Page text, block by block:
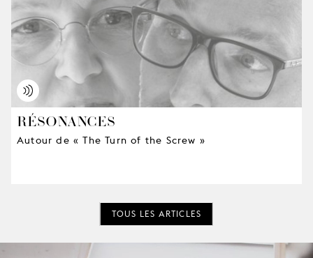
RÉSONANCES
Autour de « The Turn of the Screw »
TOUS LES ARTICLES